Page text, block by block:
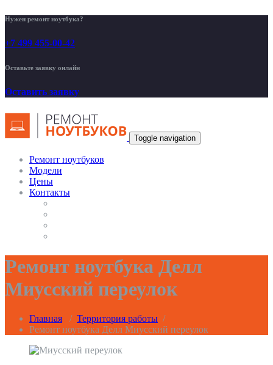
Нужен ремонт ноутбука?
+7 499 455-00-42
Оставьте заявку онлайн
Оставить заявку
Toggle navigation
Ремонт ноутбуков
Модели
Цены
Контакты
Ремонт ноутбука Делл
Миусский переулок
Главная / Территория работы /
Ремонт ноутбука Делл Миусский переулок